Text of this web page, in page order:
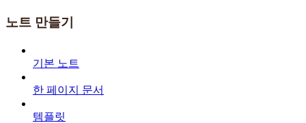
노트 만들기
기본 노트
한 페이지 문서
템플릿